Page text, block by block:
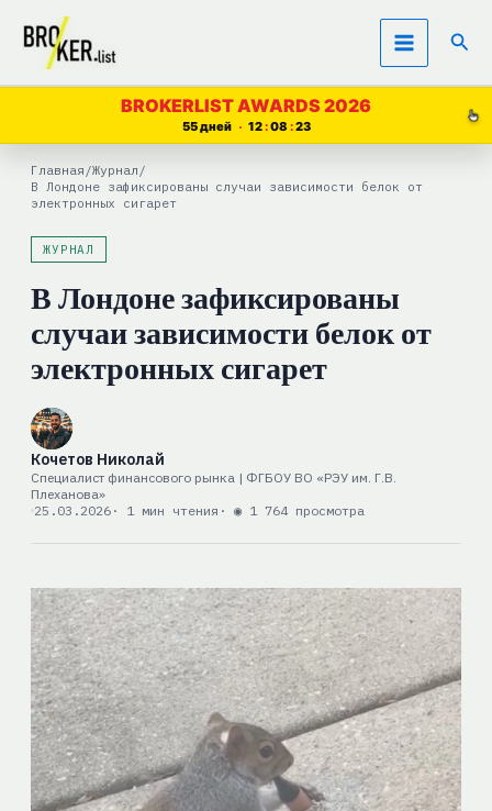
Перейти
содержимому
BROKERLIST AWARDS 2026
55 дней 12 08 22
Главная /Журнал /
В Лондоне зафиксированы случаи зависимости белок от
электронных сигарет
ЖУРНАЛ
В Лондоне зафиксированы
случаи зависимости белок от
электронных сигарет
Кочетов Николай
Специалист финансового рынка | ФГБОУ ВО «РЭУ им. Г.В.
Плеханова»
25.03.2026· 1 мин чтения · ◉ 1 764 просмотра